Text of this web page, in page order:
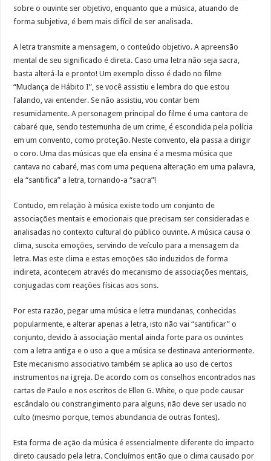
sobre o ouvinte ser objetivo, enquanto que a música, atuando de
forma subjetiva, é bem mais difícil de ser analisada.
A letra transmite a mensagem, o conteúdo objetivo. A apreensão
mental de seu significado é direta. Caso uma letra não seja sacra,
basta alterá-la e pronto! Um exemplo disso é dado no filme
“Mudança de Hábito I”, se você assistiu e lembra do que estou
falando, vai entender. Se não assistiu, vou contar bem
resumidamente. A personagem principal do filme é uma cantora de
cabaré que, sendo testemunha de um crime, é escondida pela polícia
em um convento, como proteção. Neste convento, ela passa a dirigir
o coro. Uma das músicas que ela ensina é a mesma música que
cantava no cabaré, mas com uma pequena alteração em uma palavra,
ela “santifica” a letra, tornando-a “sacra”!
Contudo, em relação à música existe todo um conjunto de
associações mentais e emocionais que precisam ser consideradas e
analisadas no contexto cultural do público ouvinte. A música causa o
clima, suscita emoções, servindo de veículo para a mensagem da
letra. Mas este clima e estas emoções são induzidos de forma
indireta, acontecem através do mecanismo de associações mentais,
conjugadas com reações físicas aos sons.
Por esta razão, pegar uma música e letra mundanas, conhecidas
popularmente, e alterar apenas a letra, isto não vai “santificar” o
conjunto, devido à associação mental ainda forte para os ouvintes
com a letra antiga e o uso a que a música se destinava anteriormente.
Este mecanismo associativo também se aplica ao uso de certos
instrumentos na igreja. De acordo com os conselhos encontrados nas
cartas de Paulo e nos escritos de Ellen G. White, o que pode causar
escândalo ou constrangimento para alguns, não deve ser usado no
culto (mesmo porque, temos abundancia de outras fontes).
Esta forma de ação da música é essencialmente diferente do impacto
direto causado pela letra. Concluímos então que o clima causado por